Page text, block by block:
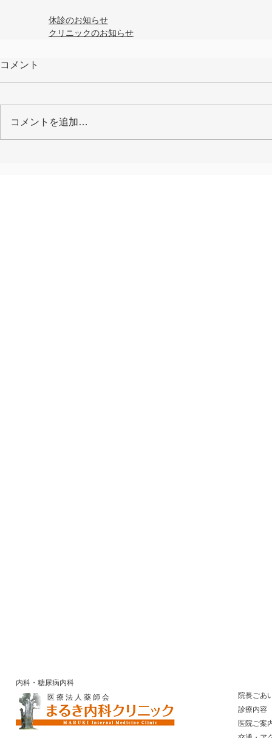
休診のお知らせ
クリニックのお知らせ
コメント
コメントを追加…
内科・糖尿病内科
医 療 法 人 薬 師 会
院長ごあ
診療内容
医院ご案